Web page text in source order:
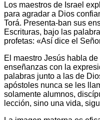
Los maestros de Israel
para agradar a Dios
Torá. Presenta-ban sus
Escrituras, bajo las
profetas: «Así dice el
El maestro Jesús habla
enseñanzas con la
palabras junto a las de
apóstoles nunca se les
solamente alumnos,
lección, sino una vida,